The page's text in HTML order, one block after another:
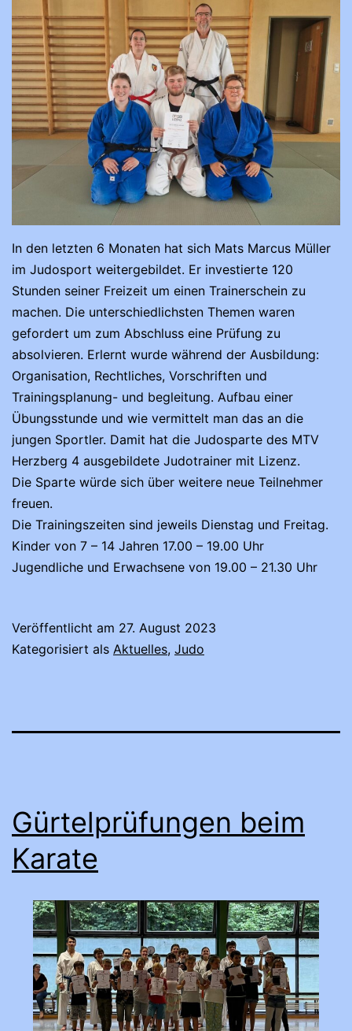
In den letzten 6 Monaten hat sich Mats Marcus Müller
im Judosport weitergebildet. Er investierte 120
Stunden seiner Freizeit um einen Trainerschein zu
machen. Die unterschiedlichsten Themen waren
gefordert um zum Abschluss eine Prüfung zu
absolvieren. Erlernt wurde während der Ausbildung:
Organisation, Rechtliches, Vorschriften und
Trainingsplanung- und begleitung. Aufbau einer
Übungsstunde und wie vermittelt man das an die
jungen Sportler. Damit hat die Judosparte des MTV
Herzberg 4 ausgebildete Judotrainer mit Lizenz.
Die Sparte würde sich über weitere neue Teilnehmer
freuen.
Die Trainingszeiten sind jeweils Dienstag und Freitag.
Kinder von 7 – 14 Jahren 17.00 – 19.00 Uhr
Jugendliche und Erwachsene von 19.00 – 21.30 Uhr
Veröffentlicht am 27. August 2023
Kategorisiert als Aktuelles, Judo
Gürtelprüfungen beim
Karate